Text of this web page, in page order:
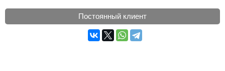
Услуги:Продажа аксессуаров и тюнинга, заказ по
продажа мотозапчастей
Постоянный клиент